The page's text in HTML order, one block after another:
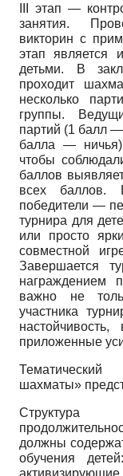
этап —
занятия.
викторин с
этап является
детьми. В
проходит
несколько
группы.
партий (1 балл
балла — ничья)
чтобы
баллов
всех баллов.
победители —
турнира для
или просто
совместной
Завершается
награждением
важно не
участника
приложенные
шахматы»
Структура
должны
обучения